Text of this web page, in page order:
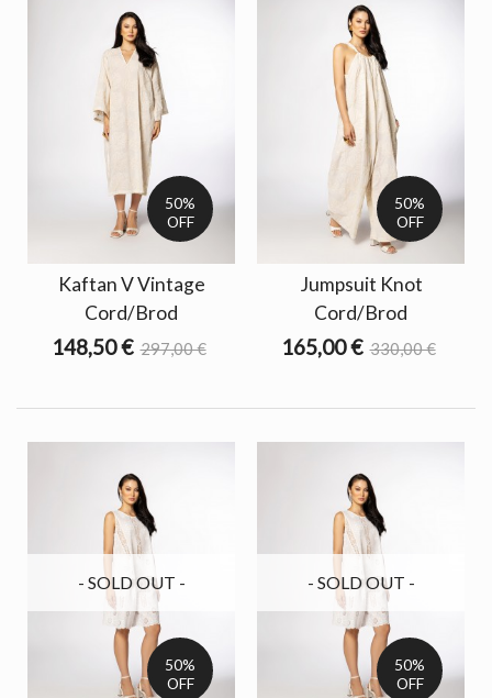
50%
OFF
Kaftan V Vintage
Cord/Brod
148,50 € 297,00 €
50%
OFF
Jumpsuit Knot
Cord/Brod
165,00 € 330,00 €
50%
OFF
- SOLD OUT -
50%
OFF
- SOLD OUT -